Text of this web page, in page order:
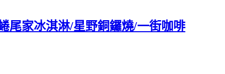
尾家冰淇淋/星野銅鑼燒/一街咖啡